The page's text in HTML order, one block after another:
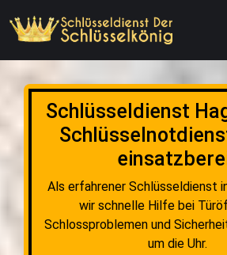
Schlüsseldienst
Als erfahrener Schlüsseldienst
wir schnelle Hilfe bei
Schlossproblemen und
um die Uhr.